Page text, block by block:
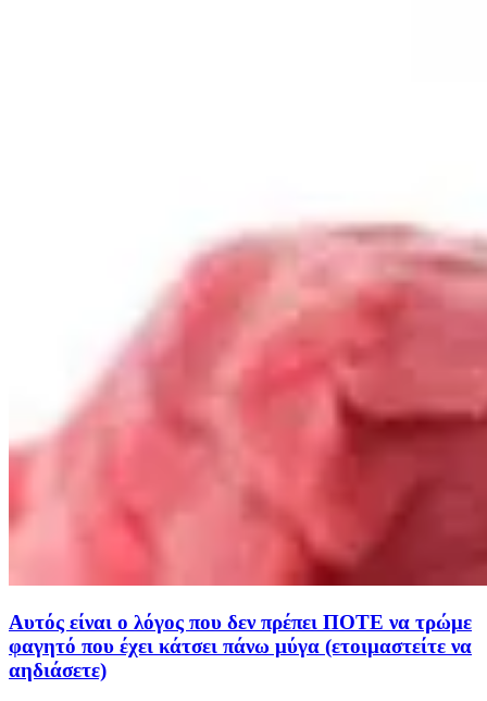
Αυτός είναι ο λόγος που δεν πρέπει ΠΟΤΕ να τρώμε
φαγητό που έχει κάτσει πάνω μύγα (ετοιμαστείτε να
αηδιάσετε)